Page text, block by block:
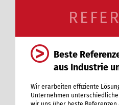
Beste
aus Industrie
Wir erarbeiten effiziente
Unternehmen